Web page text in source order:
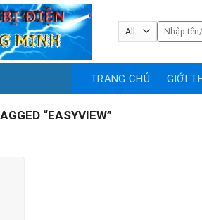
Search
for:
TRANG CHỦ GIỚI
“EASYVIEW”